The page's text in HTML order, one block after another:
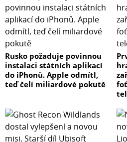
Rusko požaduje povinnou
instalaci státních aplikací
do iPhonů. Apple odmítl,
teď čelí miliardové pokutě